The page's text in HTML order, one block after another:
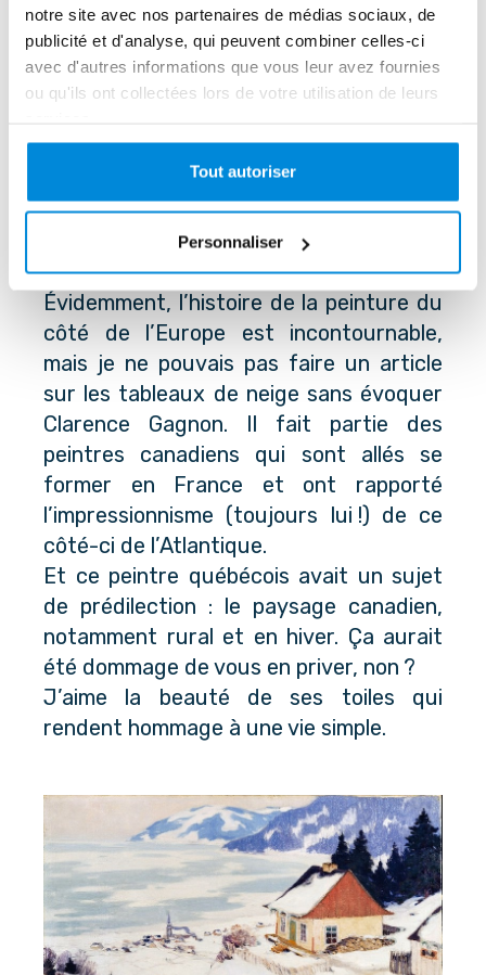
notre site avec nos partenaires de médias sociaux, de
publicité et d'analyse, qui peuvent combiner celles-ci
avec d'autres informations que vous leur avez fournies
ou qu'ils ont collectées lors de votre utilisation de leurs
Tout autoriser
Personnaliser
Regardez la différence de teinte qu’il y a
entre la neige au soleil au premier plan
et la neige au loin sur le versant à
Clarence Gagnon
Évidemment, l’histoire de la peinture du
côté de l’Europe est incontournable,
mais je ne pouvais pas faire un article
sur les tableaux de neige sans évoquer
Clarence Gagnon. Il fait partie des
peintres canadiens qui sont allés se
former en France et ont rapporté
l’impressionnisme (toujours lui !) de ce
côté-ci de l’Atlantique.
Et ce peintre québécois avait un sujet
de prédilection : le paysage canadien,
notamment rural et en hiver. Ça aurait
été dommage de vous en priver, non ?
J’aime la beauté de ses toiles qui
rendent hommage à une vie simple.